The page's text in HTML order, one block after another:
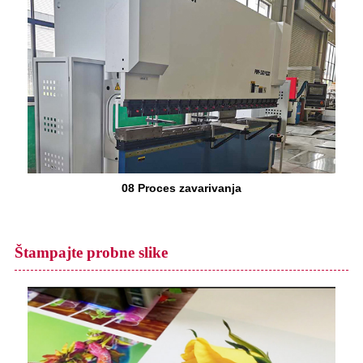
08 Proces zavarivanja
Štampajte probne slike